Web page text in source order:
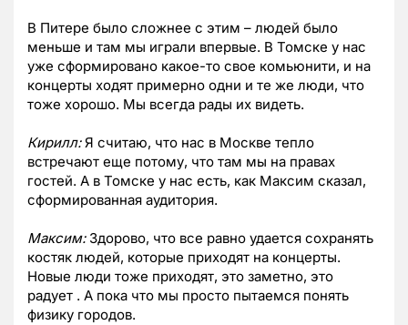
В Питере было сложнее с этим – людей было
меньше и там мы играли впервые. В Томске у нас
уже сформировано какое-то свое комьюнити, и на
концерты ходят примерно одни и те же люди, что
тоже хорошо. Мы всегда рады их видеть.
Кирилл:Я считаю, что нас в Москве тепло
встречают еще потому, что там мы на правах
гостей. А в Томске у нас есть, как Максим сказал,
сформированная аудитория.
Максим:Здорово, что все равно удается сохранять
костяк людей, которые приходят на концерты.
Новые люди тоже приходят, это заметно, это
радует . А пока что мы просто пытаемся понять
физику городов.